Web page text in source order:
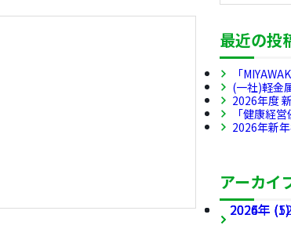
最近の投
「
て、多様
し、SDGs
す
(一社)軽金
マイスタ
2026年度
「健康経
れました!!!
2026年新
アーカイ
2026年 (5)
2025年
2024年 (1)